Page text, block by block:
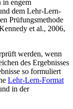
in engem
dem Lehr-Lern-
Prüfungsmethode
et al., 2006,
werden, wenn
des Ergebnisses
so formuliert
Lehr-Lern-Format
in der